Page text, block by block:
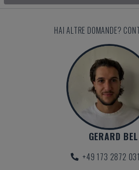
HAI ALTRE DOMANDE?
GERARD BEL
+49 173 2872 031